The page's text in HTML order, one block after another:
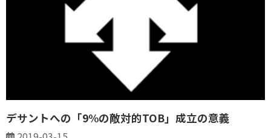
デサントへの「9%の敵対的TOB」成立の意義